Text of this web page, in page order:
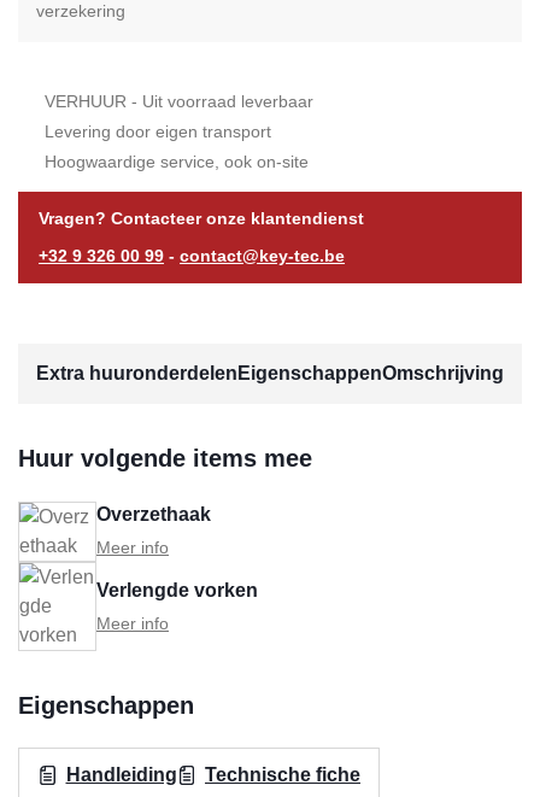
verzekering
VERHUUR - Uit voorraad leverbaar
Levering door eigen transport
Hoogwaardige service, ook on-site
Vragen? Contacteer onze klantendienst
+32 9 326 00 99 - contact@key-tec.be
Extra huuronderdelen EigenschappenOmschrijving
Huur volgende items mee
Overzethaak
Meer info
Verlengde vorken
Meer info
Eigenschappen
Handleiding Technische fiche